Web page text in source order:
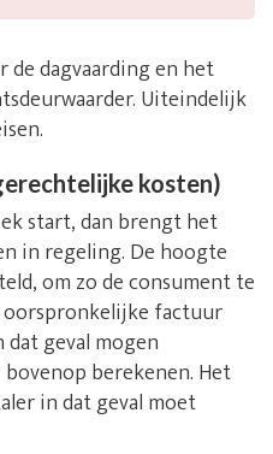
dagvaarding en het
Uiteindelijk
kosten)
start, dan brengt het
in regeling. De hoogte
om zo de consument te
oorspronkelijke factuur
dat geval mogen
bovenop berekenen. Het
in dat geval moet